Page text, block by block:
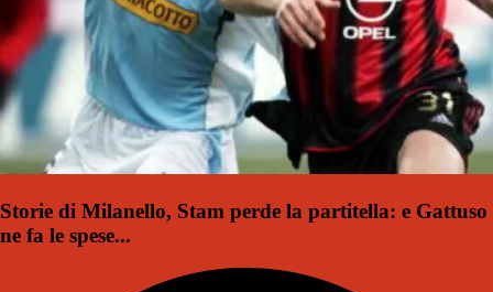
Storie di Milanello, Stam perde la partitella: e Gattuso
ne fa le spese...